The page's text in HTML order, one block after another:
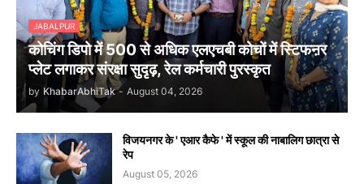
JABALPUR
कोचिंग डिपो में 500 से अधिक एलएचबी कोचों में स्टिफऩर
प्लेट लगाकर संरक्षा सुदृढ़, रेल कर्मचारी पुरस्कृत
by KhabarAbhiTak - August 04, 2026
विजयनगर के ' एआर कैफे ' में स्कूल की नाबालिग छात्रा से
रेप
August 05, 2026